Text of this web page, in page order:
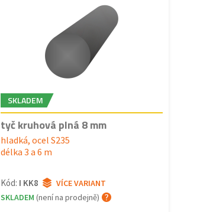
SKLADEM
tyč kruhová plná 8 mm
hladká, ocel S235
délka 3 a 6 m
Kód: I KK8
VÍCE VARIANT
SKLADEM (není na prodejně)